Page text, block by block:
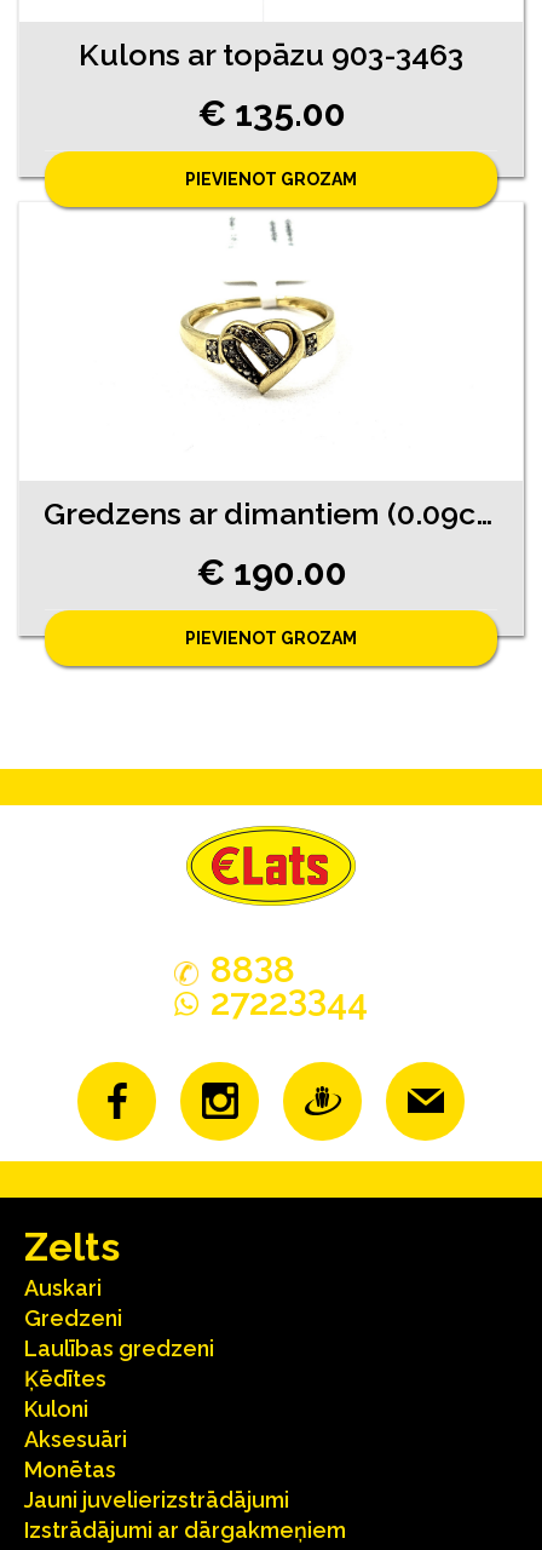
Kulons ar topāzu 903-3463
€ 135.00
PIEVIENOT GROZAM
Gredzens ar dimantiem (0.09ct) 2740-4561
€ 190.00
PIEVIENOT GROZAM
8838
27223344
Zelts
Auskari
Gredzeni
Laulības gredzeni
Ķēdītes
Kuloni
Aksesuāri
Monētas
Jauni juvelierizstrādājumi
Izstrādājumi ar dārgakmeņiem